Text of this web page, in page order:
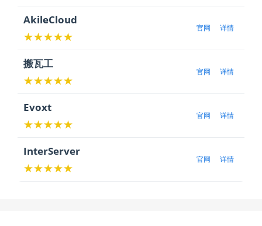
AkileCloud
★★★★★
官网 详情
搬瓦工
★★★★★
官网 详情
Evoxt
★★★★★
官网 详情
InterServer
★★★★★
官网 详情